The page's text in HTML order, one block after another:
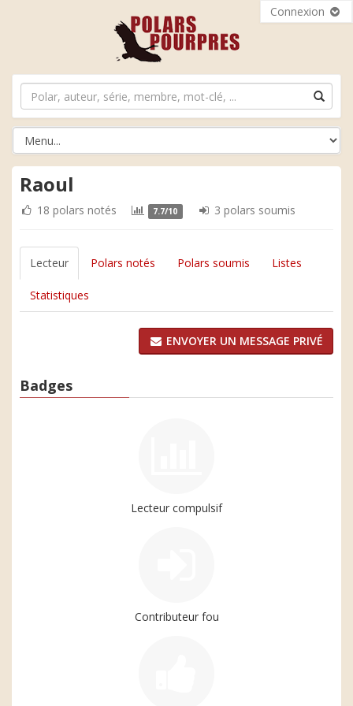
Connexion
Raoul
18 polars notés 7.7/10 3 polars soumis
Lecteur Polars notés Polars soumis Listes
Statistiques
ENVOYER UN MESSAGE PRIVÉ
Badges
Lecteur compulsif
Contributeur fou